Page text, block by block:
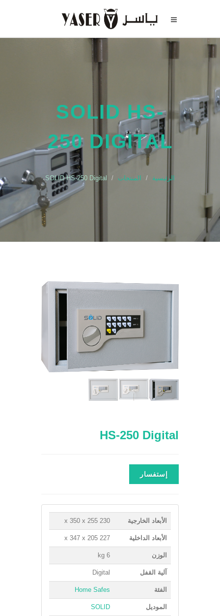
SOLID HS-
250 DIGITAL
الرئيسية المنتجات SOLID HS-250 Digital
HS-250 Digital
إستفسار
الأبعاد الخارجية 230 x 350 x 255
الأبعاد الداخلية 227 x 347 x 205
الوزن 6 kg
آلية القفل Digital
الفئة Home Safes
الموديل SOLID